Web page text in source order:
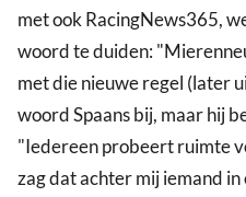
met ook RacingNews365,
woord te duiden:
met die nieuwe regel (later
woord Spaans bij, maar hij
"Iedereen probeert ruimte
zag dat achter mij iemand